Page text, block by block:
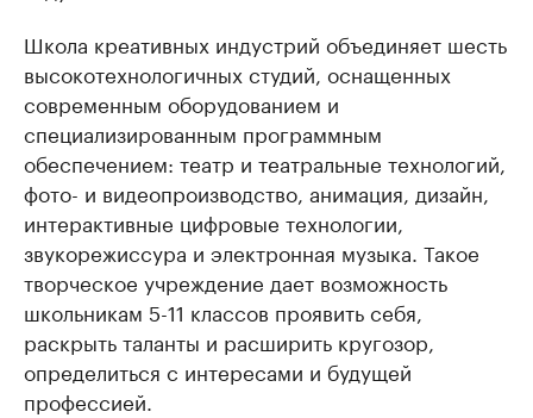
Школа креативных индустрий объединяет шесть
высокотехнологичных студий, оснащенных
современным оборудованием и
специализированным программным
обеспечением: театр и театральные технологий,
фото- и видеопроизводство, анимация, дизайн,
интерактивные цифровые технологии,
звукорежиссура и электронная музыка. Такое
творческое учреждение дает возможность
школьникам 5-11 классов проявить себя,
раскрыть таланты и расширить кругозор,
определиться с интересами и будущей
профессией.